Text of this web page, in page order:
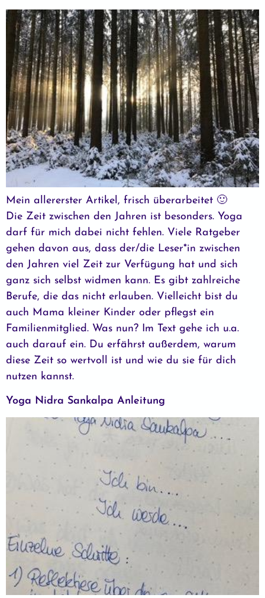
Mein allererster Artikel, frisch überarbeitet 🙂
Die Zeit zwischen den Jahren ist besonders. Yoga
darf für mich dabei nicht fehlen. Viele Ratgeber
gehen davon aus, dass der/die Leser*in zwischen
den Jahren viel Zeit zur Verfügung hat und sich
ganz sich selbst widmen kann. Es gibt zahlreiche
Berufe, die das nicht erlauben. Vielleicht bist du
auch Mama kleiner Kinder oder pflegst ein
Familienmitglied. Was nun? Im Text gehe ich u.a.
auch darauf ein. Du erfährst außerdem, warum
diese Zeit so wertvoll ist und wie du sie für dich
nutzen kannst.
Yoga Nidra Sankalpa Anleitung